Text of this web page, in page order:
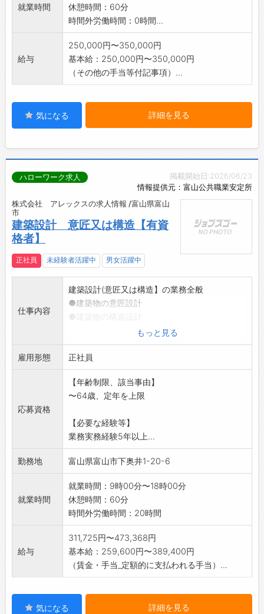
就業時間
休憩時間：60分
時間外労働時間：0時間...
給与
250,000円〜350,000円
基本給：250,000円〜350,000円
（その他の手当等付記事項）...
気になる 詳細を見る
掲載開始日:2026/06/23
情報提供元：富山公共職業安定所
ハローワーク求人
株式会社 アレックスの求人情報 /富山県富山
市
建築設計 意匠又は構造【有資
格者】
正社員 未経験者活躍中 男女活躍中
仕事内容
建築設計(意匠又は構造】の業務全般
●建築物の意匠設計
●CADを使用した建築設計の計画図・実施計画
図の作成
●発注者や設備担当者との打ち合わせ
●積算業務
●確認申請
●現場での工事監理
【変更の範囲:変
更なし】
もっと見る
雇用形態 正社員
応募資格
【年齢制限、該当事由】
〜64歳、定年を上限
【必要な経験等】
業務実務経験5年以上...
勤務地 富山県富山市下奥井1-20-6
就業時間
就業時間：9時00分〜18時00分
休憩時間：60分
時間外労働時間：20時間
給与
311,725円〜473,368円
基本給：259,600円〜389,400円
（賃金・手当_定額的に支払われる手当）...
気になる 詳細を見る